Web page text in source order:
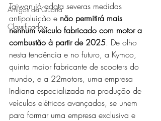
Amigos da Quarta
Classificados
Taiwan já adota severas medidas
antipoluição e não permitirá mais
nenhum veículo fabricado com motor a
combustão à partir de 2025. De olho
nesta tendência e no futuro, a Kymco,
quinta maior fabricante de scooters do
mundo, e a 22motors, uma empresa
Indiana especializada na produção de
veículos elétricos avançados, se unem
para formar uma empresa exclusiva e